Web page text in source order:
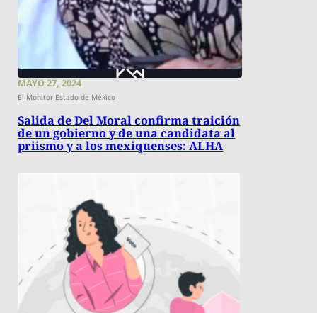
MAYO 27, 2024
El Monitor Estado de México
Salida de Del Moral confirma traición
de un gobierno y de una candidata al
priismo y a los mexiquenses: ALHA